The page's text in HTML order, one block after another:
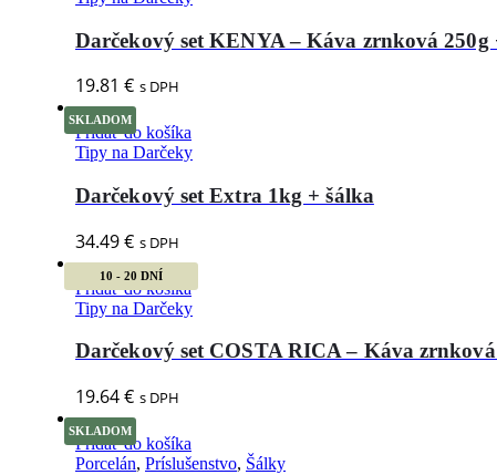
Darčekový set KENYA – Káva zrnková 250g
19.81€ s DPH
SKLADOM
Pridať do košíka
Tipy na Darčeky
Darčekový set Extra 1kg + šálka
34.49€ s DPH
10 - 20 DNÍ
Pridať do košíka
Tipy na Darčeky
Darčekový set COSTA RICA – Káva
19.64€ s DPH
SKLADOM
Pridať do košíka
Porcelán, Príslušenstvo, Šálky